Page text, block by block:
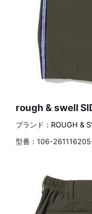
rough & swell
ブランド： ROUGH &
型番： 106-